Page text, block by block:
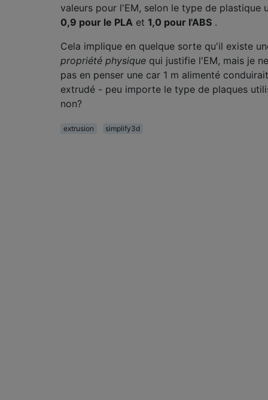
valeurs pour l'EM, selon le type de plastique
0,9 pour le PLA et 1,0 pour l'ABS .
Cela implique en quelque sorte qu'il existe
propriété physique qui justifie l'EM, mais je
pas en penser une car 1 m alimenté
extrudé - peu importe le type de plaques
non?
extrusion simplify3d